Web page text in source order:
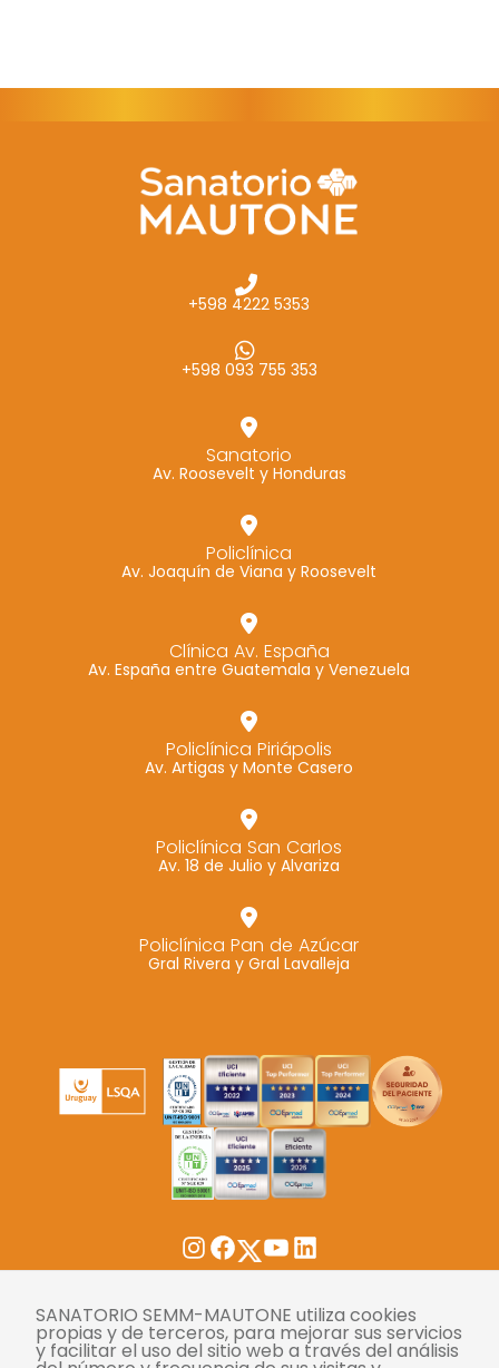
+598 4222 5353
+598 093 755 353
Sanatorio
Av. Roosevelt y Honduras
Policlínica
Av. Joaquín de Viana y Roosevelt
Clínica Av. España
Av. España entre Guatemala y Venezuela
Policlínica Piriápolis
Av. Artigas y Monte Casero
Policlínica San Carlos
Av. 18 de Julio y Alvariza
Policlínica Pan de Azúcar
Gral Rivera y Gral Lavalleja
Instagram
Facebook
Twitter
YouTubeLinkedIn
Tasas
Derechos y deberes
SANATORIO SEMM-MAUTONE utiliza cookies
propias y de terceros, para mejorar sus servicios
y facilitar el uso del sitio web a través del análisis
mejor posible
durante tu
rechaza estas
cookies,
algunas
de la web.
intereses y
comportamiento
aumentas la
ofertas
personalizados.